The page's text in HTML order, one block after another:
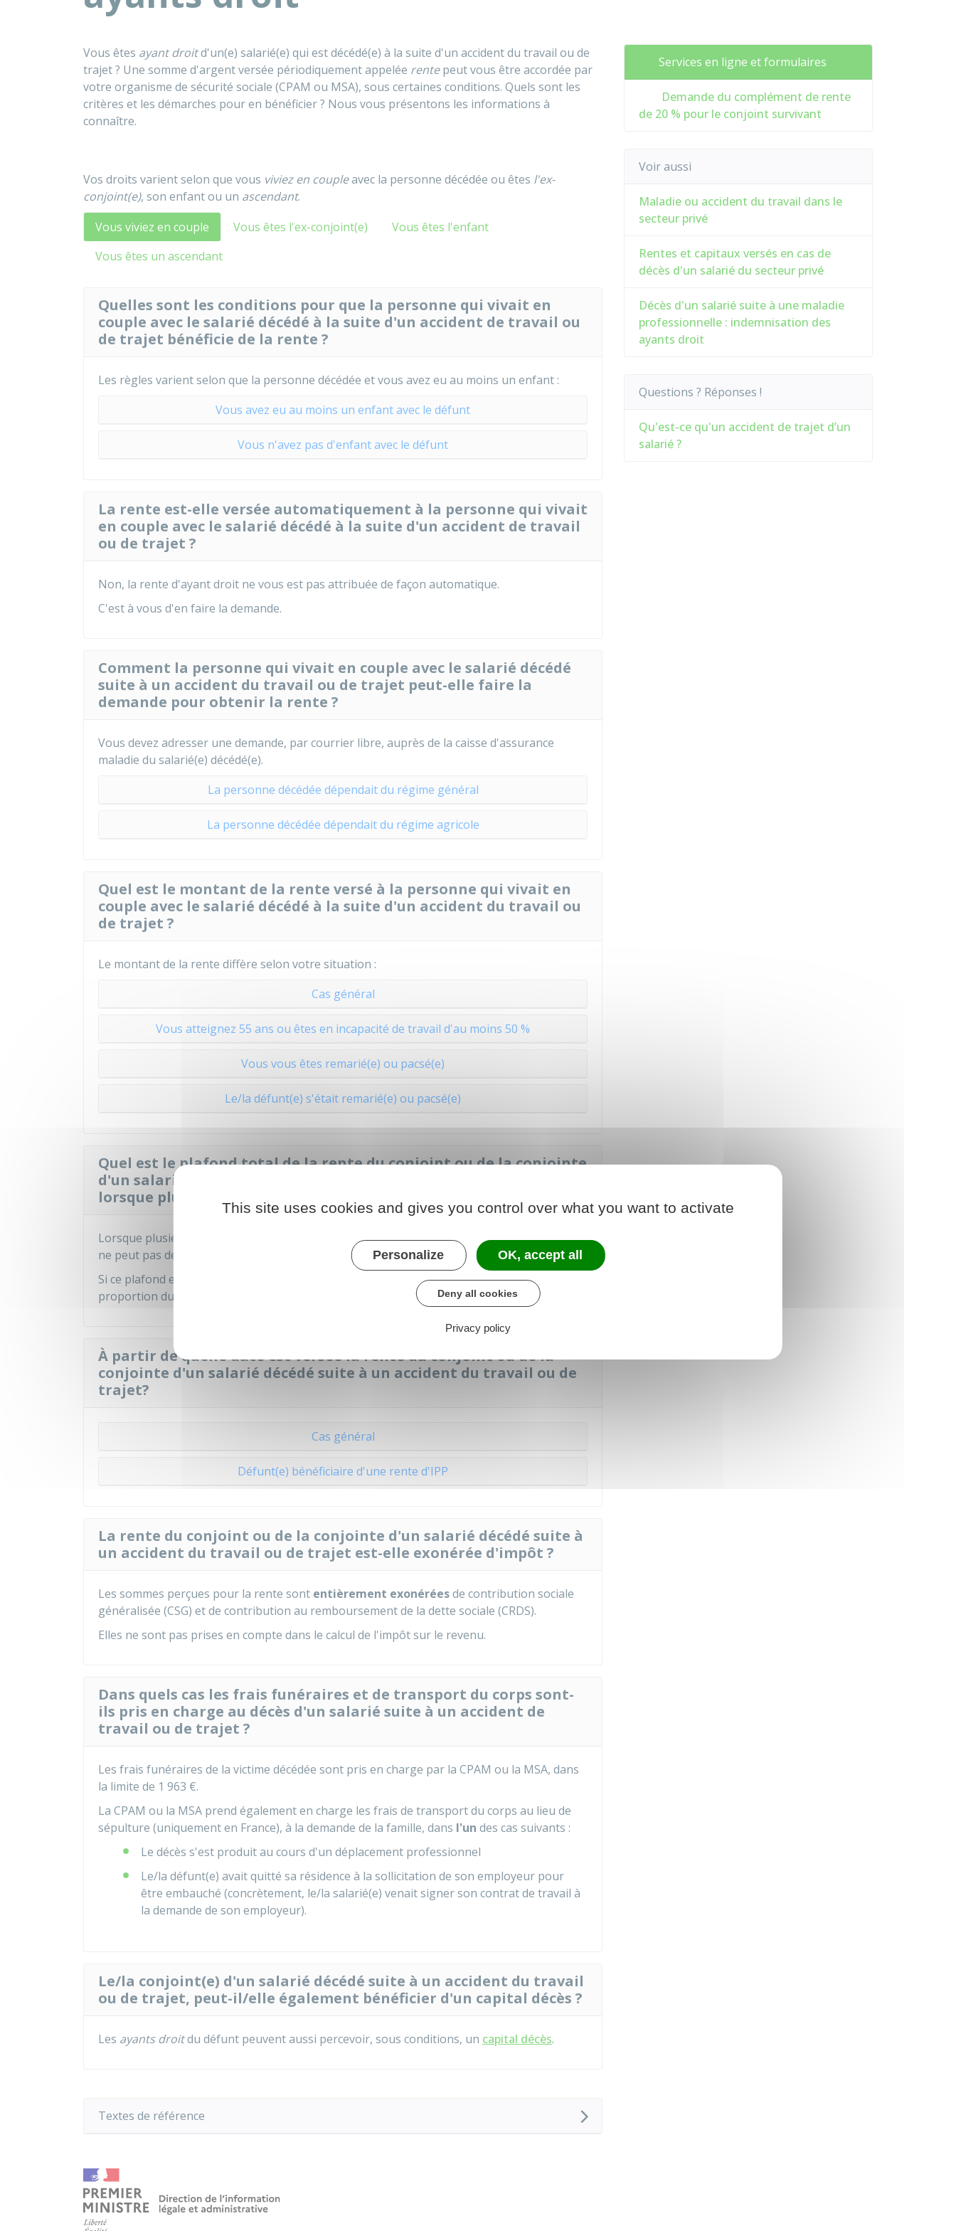
Vous êtes ayant droitd'un(e) salarié(e) qui est décédé(e) à la suite d'un accident du travail ou de
trajet ? Une somme d'argent versée périodiquement appelée rentepeut vous être accordée par
votre organisme de sécurité sociale (CPAM ou MSA), sous certaines conditions. Quels sont les
critères et les démarches pour en bénéficier ? Nous vous présentons les informations à
connaître.
Vos droits varient selon que vous viviez en coupleavec la personne décédée ou êtes l'ex-
conjoint(e), son enfant ou un ascendant.
Vous viviez en couple
Vous êtes l'ex-conjoint(e)
Vous êtes l'enfant
Vous êtes un ascendant
Quelles sont les conditions pour que la personne qui vivait en
couple avec le salarié décédé à la suite d'un accident de travail ou
de trajet bénéficie de la rente ?
Les règles varient selon que la personne décédée et vous avez eu au moins un enfant :
Vous avez eu au moins un enfant avec le défunt
Vous n'avez pas d'enfant avec le défunt
La rente est-elle versée automatiquement à la personne qui vivait
en couple avec le salarié décédé à la suite d'un accident de travail
ou de trajet ?
Non, la rente d'ayant droit ne vous est pas attribuée de façon automatique.
C'est à vous d'en faire la demande.
Comment la personne qui vivait en couple avec le salarié décédé
suite à un accident du travail ou de trajet peut-elle faire la
demande pour obtenir la rente ?
Vous devez adresser une demande, par courrier libre, auprès de la caisse d'assurance
maladie du salarié(e) décédé(e).
La personne décédée dépendait du régime général
La personne décédée dépendait du régime agricole
Quel est le montant de la rente versé à la personne qui vivait en
couple avec le salarié décédé à la suite d'un accident du travail ou
de trajet ?
Le montant de la rente diffère selon votre situation :
Cas général
Vous atteignez 55 ans ou êtes en incapacité de travail d'au moins 50 %
Vous vous êtes remarié(e) ou pacsé(e)
Le/la défunt(e) s'était remarié(e) ou pacsé(e)
Quel est le plafond total de la rente du conjoint ou de la conjointe
d'un salarié décédé suite à un accident du travail ou de trajet
lorsque plusieurs ayants-droit peuvent en bénéficier ?
Lorsque plusieurs
perçoivent une rente, le montant total des rentes versées
ne peut pas dépasser
du salaire annuel du salarié(e) décédé(e).
Si ce plafond est dépassé, le montant de la rente versée à chaque ayant-droit est réduit en
proportion du dépassement.
À partir de quelle date est versée la rente du conjoint ou de la
conjointe d'un salarié décédé suite à un accident du travail ou de
trajet?
Cas général
Défunt(e) bénéficiaire d'une rente d'IPP
La rente du conjoint ou de la conjointe d'un salarié décédé suite à
un accident du travail ou de trajet est-elle exonérée d'impôt ?
Les sommes perçues pour la rente sont entièrement exonéréesde contribution sociale
généralisée (CSG) et de contribution au remboursement de la dette sociale (CRDS).
Elles ne sont pas prises en compte dans le calcul de l'impôt sur le revenu.
Dans quels cas les frais funéraires et de transport du corps sont-
ils pris en charge au décès d'un salarié suite à un accident de
travail ou de trajet ?
Les frais funéraires de la victime décédée sont pris en charge par la CPAM ou la MSA, dans
la limite de 1 963 €.
La CPAM ou la MSA prend également en charge les frais de transport du corps au lieu de
sépulture (uniquement en France), à la demande de la famille, dans l'un des cas suivants :
Le décès s'est produit au cours d'un déplacement professionnel
Le/la défunt(e) avait quitté sa résidence à la sollicitation de son employeur pour
être embauché (concrètement, le/la salarié(e) venait signer son contrat de travail à
la demande de son employeur).
Le/la conjoint(e) d'un salarié décédé suite à un accident du travail
ou de trajet, peut-il/elle également bénéficier d'un capital décès ?
Les ayants droitdu défunt peuvent aussi percevoir, sous conditions, un capital décès.
Textes de référence
Services en ligne et formulaires
Demande du complément de rente
de 20 % pour le conjoint survivant
Voir aussi
Maladie ou accident du travail dans le
secteur privé
Rentes et capitaux versés en cas de
décès d'un salarié du secteur privé
Décès d'un salarié suite à une maladie
professionnelle : indemnisation des
ayants droit
Questions ? Réponses !
Qu'est-ce qu'un accident de trajet d’un
salarié ?
This site uses cookies and gives you control over what you want to activate
Personalize OK, accept all
Deny all cookies
Privacy policy